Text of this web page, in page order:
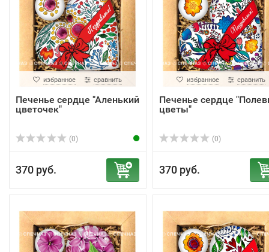
избранное сравнить
Печенье сердце "Аленький
цветочек"
(0)
370 руб.
избранное сравнить
Печенье сердце
цветы"
(0)
370 руб.